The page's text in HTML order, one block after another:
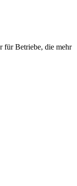
für Betriebe, die mehr